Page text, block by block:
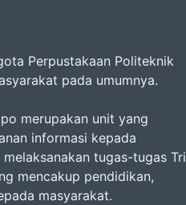
Perpustakaan Politeknik
pada umumnya.
merupakan unit yang
informasi kepada
tugas-tugas Tri
mencakup pendidikan,
masyarakat.